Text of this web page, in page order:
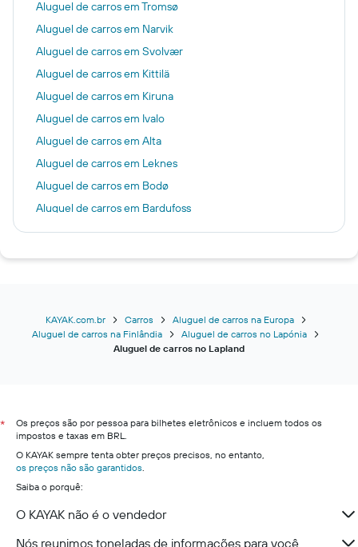
Aluguel de carros em Tromsø
Aluguel de carros em Narvik
Aluguel de carros em Svolvær
Aluguel de carros em Kittilä
Aluguel de carros em Kiruna
Aluguel de carros em Ivalo
Aluguel de carros em Alta
Aluguel de carros em Leknes
Aluguel de carros em Bodø
Aluguel de carros em Bardufoss
Aluguel de carros em Evenes
Aluguel de carros em Hammerfest
Aluguel de carros em Kuusamo
KAYAK.com.br Carros
Aluguel de carros na Europa
Aluguel de carros na Finlândia
Aluguel de carros no Lapónia
Aluguel de carros no Lapland
*
Os preços são por pessoa para bilhetes eletrônicos e incluem todos os
impostos e taxas em BRL.
O KAYAK sempre tenta obter preços precisos, no entanto,
os preços não são garantidos
Saiba o porquê:
O KAYAK não é o vendedor
Nós reunimos toneladas de informações para você